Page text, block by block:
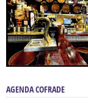
AGENDA COFRADE